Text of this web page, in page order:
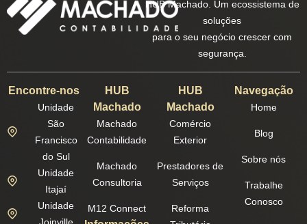
HUB Machado. Um ecossistema de
soluções
para o seu negócio crescer com
segurança.
Encontre-nos
Unidade
São
Francisco
do Sul
Unidade
Itajaí
Unidade
HUB
Machado
Machado
Contabilidade
Machado
Consultoria
M12 Connect
HUB
Machado
Comércio
Exterior
Prestadores de
Serviços
Reforma
Navegação
Home
Blog
Sobre nós
Trabalhe
Conosco